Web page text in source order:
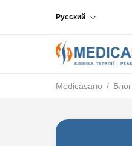
Русский
Medicasano / Блог